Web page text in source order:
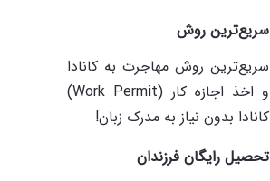
سریع‌ترین روش
سریع‌ترین روش مهاجرت به کانادا
و اخذ اجازه کار (Work Permit)
کانادا بدون نیاز به مدرک زبان!
تحصیل رایگان فرزندان